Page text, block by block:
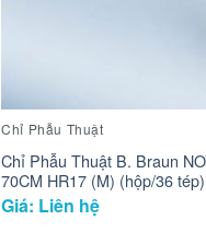
Chỉ Phẫu Thuật
Chỉ Phẫu Thuật B. Braun
70CM HR17 (M) (hộp/36 tép)
Giá: Liên hệ